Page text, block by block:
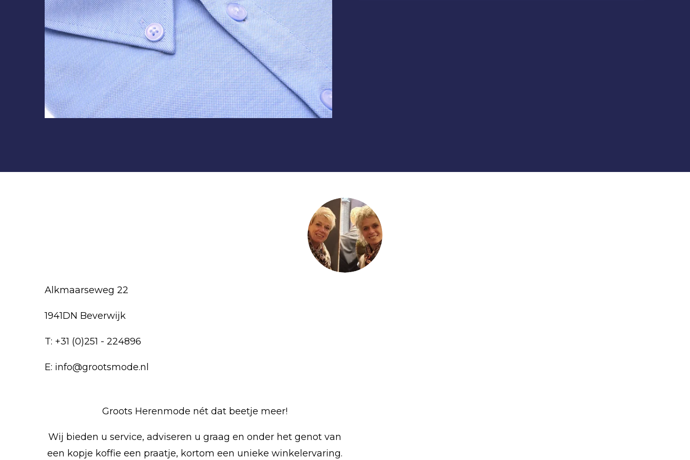
Alkmaarseweg 22
1941DN Beverwijk
T: +31 (0)251 - 224896
E: info@grootsmode.nl
Groots Herenmode nét dat beetje meer!
Wij bieden u service, adviseren u graag en onder het genot van
een kopje koffie een praatje, kortom een unieke winkelervaring.